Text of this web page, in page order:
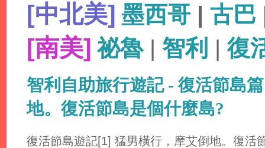
[中北美] 墨西哥 | 古巴
[南美] 祕魯| 智利 |復
智利自助旅行遊記 - 復活節島
地。復活節島是個什麼島?
復活節島遊記[1] 猛男橫行，摩艾倒地。復活